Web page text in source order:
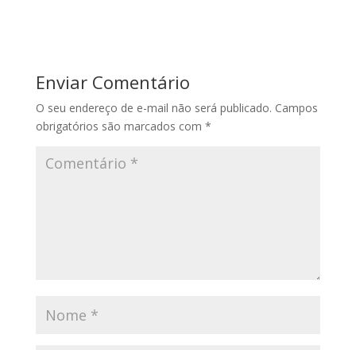
Enviar Comentário
O seu endereço de e-mail não será publicado. Campos
obrigatórios são marcados com *